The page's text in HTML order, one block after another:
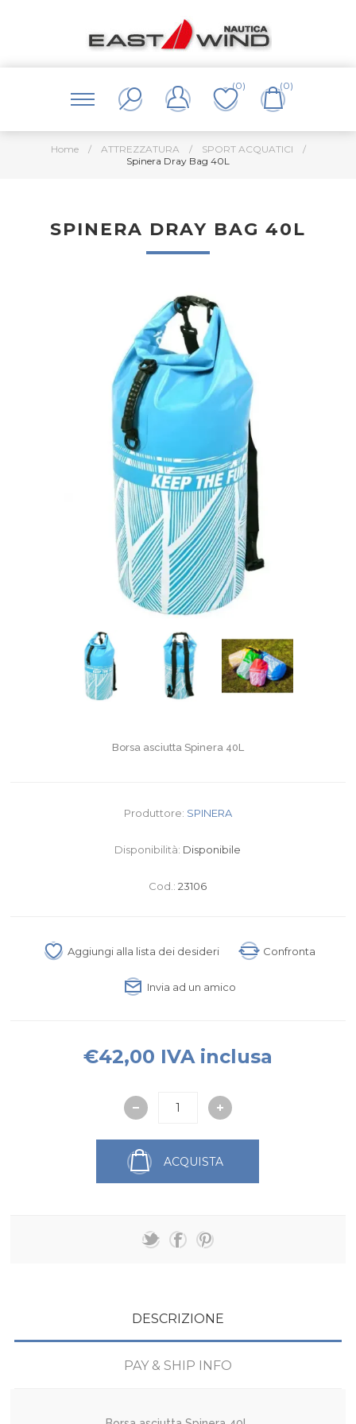
(0) (0)
Home / ATTREZZATURA / SPORT ACQUATICI
/
Spinera Dray Bag 40L
SPINERA DRAY BAG 40L
Borsa asciutta Spinera 40L
Produttore: SPINERA
Disponibilità: Disponibile
Cod.: 23106
Aggiungi alla lista dei desideri Confronta
Invia ad un amico
€42,00 IVA inclusa
ACQUISTA
DESCRIZIONE
PAY & SHIP INFO